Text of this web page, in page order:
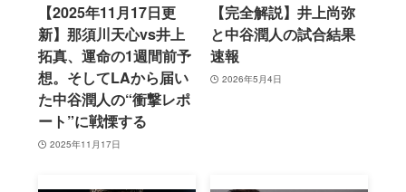
【2025年11月17日更
新】那須川天心vs井上
拓真、運命の1週間前予
想。そしてLAから届い
た中谷潤人の“衝撃レポ
ート”に戦慄する
2025年11月17日
【完全解説】井上尚弥
と中谷潤人の試合結果
速報
2026年5月4日